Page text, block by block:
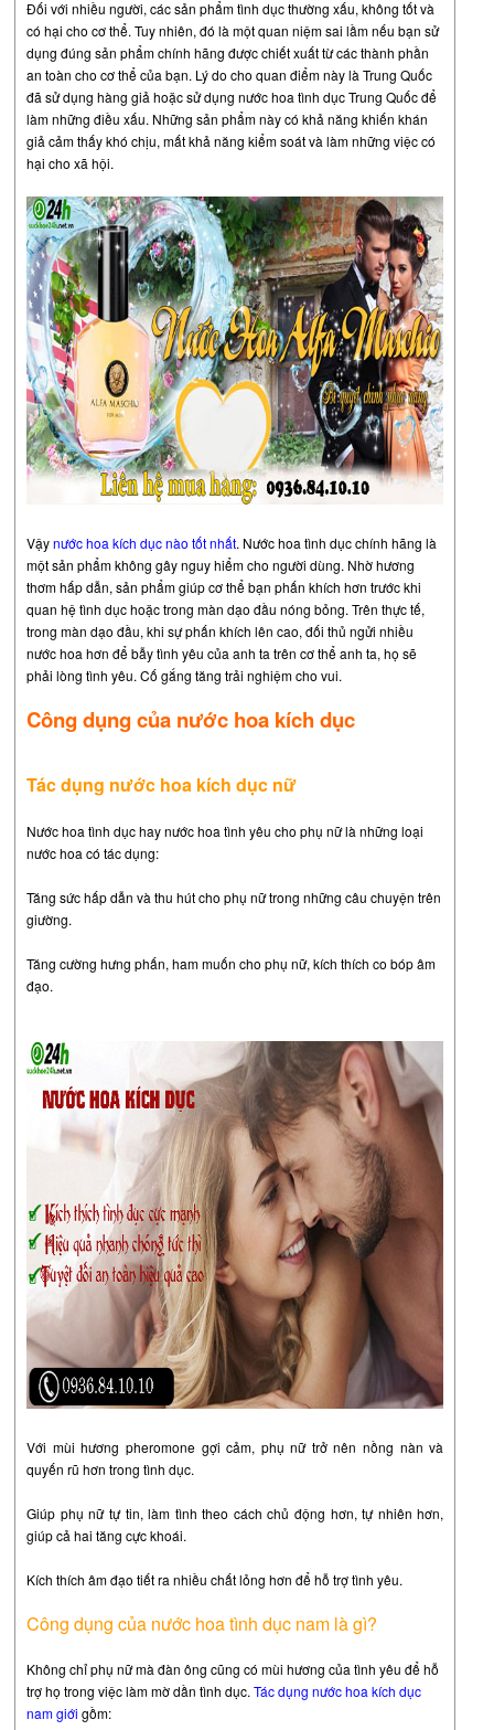
Đối với nhiều người, các sản phẩm tình dục thường xấu, không tốt và
có hại cho cơ thể. Tuy nhiên, đó là một quan niệm sai lầm nếu bạn sử
dụng đúng sản phẩm chính hãng được chiết xuất từ các thành phần
an toàn cho cơ thể của bạn. Lý do cho quan điểm này là Trung Quốc
đã sử dụng hàng giả hoặc sử dụng nước hoa tình dục Trung Quốc để
làm những điều xấu. Những sản phẩm này có khả năng khiến khán
giả cảm thấy khó chịu, mất khả năng kiểm soát và làm những việc có
hại cho xã hội.
Vậynước hoa kích dục nào tốt nhất. Nước hoa tình dục chính hãng là
một sản phẩm không gây nguy hiểm cho người dùng. Nhờ hương
thơm hấp dẫn, sản phẩm giúp cơ thể bạn phấn khích hơn trước khi
quan hệ tình dục hoặc trong màn dạo đầu nóng bỏng. Trên thực tế,
trong màn dạo đầu, khi sự phấn khích lên cao, đối thủ ngửi nhiều
nước hoa hơn để bẫy tình yêu của anh ta trên cơ thể anh ta, họ sẽ
phải lòng tình yêu. Cố gắng tăng trải nghiệm cho vui.
Công dụng của nước hoa kích dục
Tác dụng nước hoa kích dục nữ
Nước hoa tình dục hay nước hoa tình yêu cho phụ nữ là những loại
nước hoa có tác dụng:
Tăng sức hấp dẫn và thu hút cho phụ nữ trong những câu chuyện trên
giường.
Tăng cường hưng phấn, ham muốn cho phụ nữ, kích thích co bóp âm
đạo.
Với mùi hương pheromone gợi cảm, phụ nữ trở nên nồng nàn và
quyến rũ hơn trong tình dục.
Giúp phụ nữ tự tin, làm tình theo cách chủ động hơn, tự nhiên hơn,
giúp cả hai tăng cực khoái.
Kích thích âm đạo tiết ra nhiều chất lỏng hơn để hỗ trợ tình yêu.
Công dụng của nước hoa tình dục nam là gì?
Không chỉ phụ nữ mà đàn ông cũng có mùi hương của tình yêu để hỗ
trợ họ trong việc làm mờ dần tình dục.Tác dụng nước hoa kích dục
nam giới gồm: